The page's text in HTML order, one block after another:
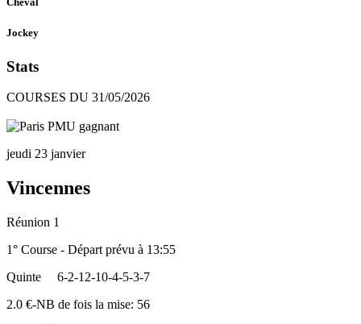
Jockey
Stats
COURSES DU 31/05/2026
jeudi 23 janvier
Vincennes
Réunion 1
1° Course - Départ prévu à 13:55
Quinte
6-2-12-10-4-5-3-7
2.0 €-NB de fois la mise: 56